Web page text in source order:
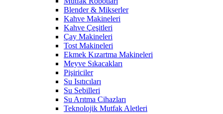
Blender & Mikserler
Kahve Makineleri
Kahve Çeşitleri
Çay Makineleri
Tost Makineleri
Ekmek Kızartma Makineleri
Meyve Sıkacakları
Pişiriciler
Su Isıtıcıları
Su Sebilleri
Su Arıtma Cihazları
Teknolojik Mutfak Aletleri